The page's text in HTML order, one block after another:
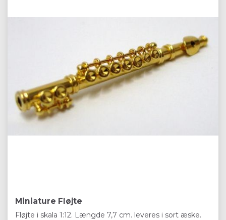
Miniature Fløjte
Fløjte i skala 1:12. Længde 7,7 cm. leveres i sort æske.